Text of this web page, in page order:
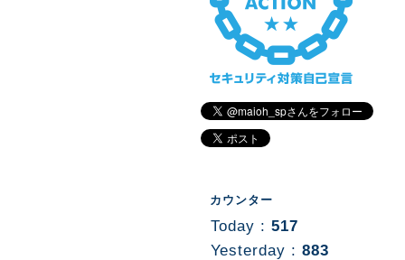
カウンター
Today : 517
Yesterday : 883